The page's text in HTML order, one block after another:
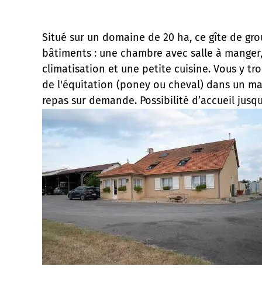
Situé sur un domaine de 20 ha, ce gîte de
bâtiments : une chambre avec salle à
climatisation et une petite cuisine. Vous y
de l'équitation (poney ou cheval) dans un
repas sur demande. Possibilité d’accueil